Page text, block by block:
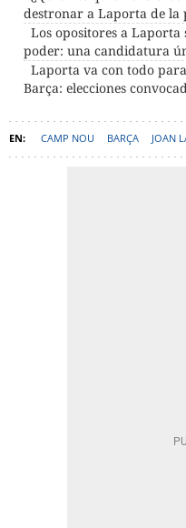
destronar a Laporta de la
Los opositores a Laporta
poder: una candidatura
Laporta va con todo
Barça: elecciones
CAMP NOU BARÇA JOAN